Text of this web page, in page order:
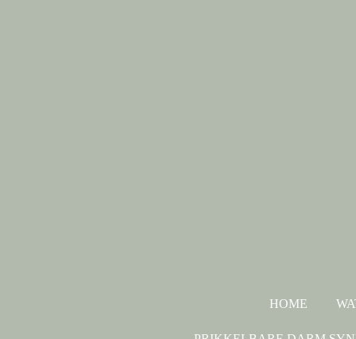
HOME